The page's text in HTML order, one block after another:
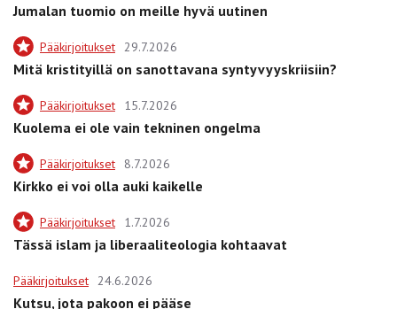
Jumalan tuomio on meille hyvä uutinen
Pääkirjoitukset 29.7.2026
Mitä kristityillä on sanottavana syntyvyyskriisiin?
Pääkirjoitukset 15.7.2026
Kuolema ei ole vain tekninen ongelma
Pääkirjoitukset 8.7.2026
Kirkko ei voi olla auki kaikelle
Pääkirjoitukset 1.7.2026
Tässä islam ja liberaaliteologia kohtaavat
Pääkirjoitukset 24.6.2026
Kutsu, jota pakoon ei pääse